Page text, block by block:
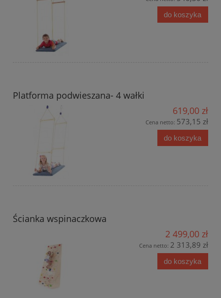
do koszyka
Platforma podwieszana- 4 wałki
619,00 zł
Cena netto: 573,15 zł
do koszyka
Ścianka wspinaczkowa
2 499,00 zł
Cena netto: 2 313,89 zł
do koszyka